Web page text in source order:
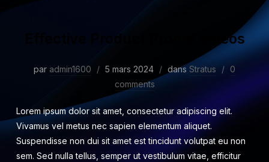
Effective Product Promo Videos
par admin1600 5 mars 2024 dans Stratus
0
comments
Lorem ipsum dolor sit amet, consectetur adipiscing elit.
Vivamus vel metus nec sapien elementum aliquet.
Suspendisse non dui sit amet est tincidunt volutpat eu non
sem. Sed nulla tellus, semper ut vestibulum vitae, efficitur